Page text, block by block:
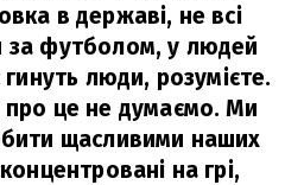
в державі, не всі
за футболом, у людей
люди, розумієте.
про це не думаємо. Ми
щасливими наших
на грі,